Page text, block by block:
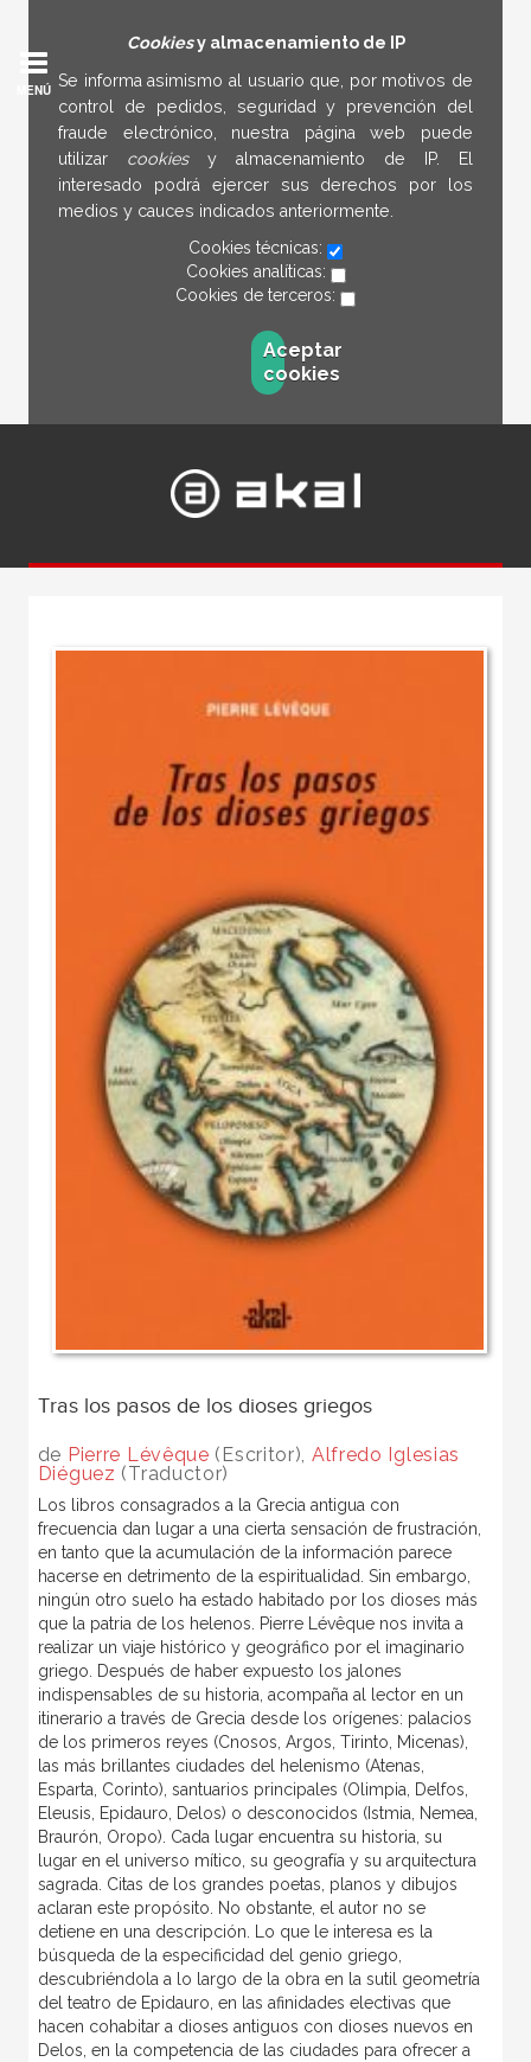
Cookiesy almacenamiento de IP
Se informa asimismo al usuario que, por motivos de
control de pedidos, seguridad y prevención del
fraude electrónico, nuestra página web puede
utilizar cookies y almacenamiento de IP. El
interesado podrá ejercer sus derechos por los
medios y cauces indicados anteriormente.
Cookies técnicas:
Cookies analíticas:
Cookies de terceros:
Aceptar
cookies
MENÚ
Tras los pasos de los dioses griegos
de Pierre Lévêque (Escritor), Alfredo Iglesias
Diéguez (Traductor)
Los libros consagrados a la Grecia antigua con
frecuencia dan lugar a una cierta sensación de frustración,
en tanto que la acumulación de la información parece
hacerse en detrimento de la espiritualidad. Sin embargo,
ningún otro suelo ha estado habitado por los dioses más
que la patria de los helenos. Pierre Lévêque nos invita a
realizar un viaje histórico y geográfico por el imaginario
griego. Después de haber expuesto los jalones
indispensables de su historia, acompaña al lector en un
itinerario a través de Grecia desde los orígenes: palacios
de los primeros reyes (Cnosos, Argos, Tirinto, Micenas),
las más brillantes ciudades del helenismo (Atenas,
Esparta, Corinto), santuarios principales (Olimpia, Delfos,
Eleusis, Epidauro, Delos) o desconocidos (Istmia, Nemea,
Braurón, Oropo). Cada lugar encuentra su historia, su
lugar en el universo mítico, su geografía y su arquitectura
sagrada. Citas de los grandes poetas, planos y dibujos
aclaran este propósito. No obstante, el autor no se
detiene en una descripción. Lo que le interesa es la
búsqueda de la especificidad del genio griego,
descubriéndola a lo largo de la obra en la sutil geometría
del teatro de Epidauro, en las afinidades electivas que
hacen cohabitar a dioses antiguos con dioses nuevos en
Delos, en la competencia de las ciudades para ofrecer a